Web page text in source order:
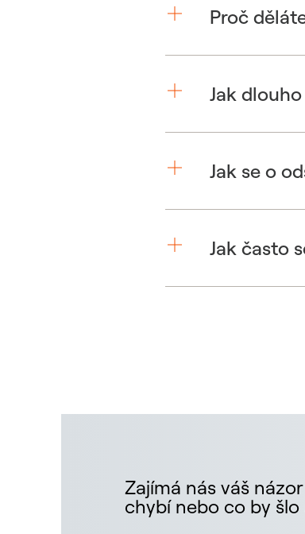
Proč
Jak
Jak se o
Jak často
Zajímá nás váš
chybí nebo co by šlo